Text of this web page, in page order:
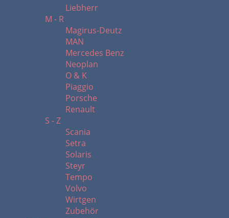
Liebherr
M - R
Magirus-Deutz
MAN
Mercedes Benz
Neoplan
O & K
Piaggio
Porsche
Renault
S - Z
Scania
Setra
Solaris
Steyr
Tempo
Volvo
Wirtgen
Zubehör